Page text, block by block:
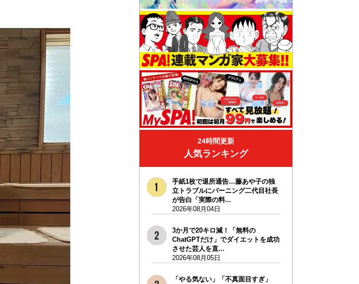
24時間更新
人気ランキング
手紙1枚で退所通告…藤あや子の独
立トラブルにバーニング二代目社長
が告白「実際の料...
2026年08月04日
3か月で20キロ減！「無料の
ChatGPTだけ」でダイエットを成功
させた芸人を直...
2026年08月05日
「やる気ない」「不真面目すぎ」